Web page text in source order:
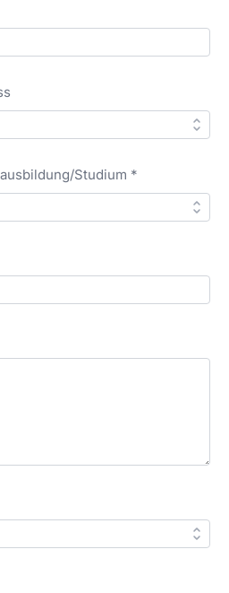
Studium *